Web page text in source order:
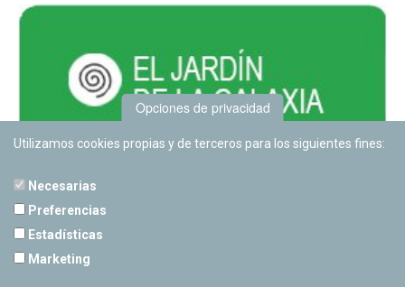
Opciones de privacidad
Utilizamos cookies propias y de terceros para los siguientes fines:
Necesarias
Preferencias
Estadísticas
Marketing